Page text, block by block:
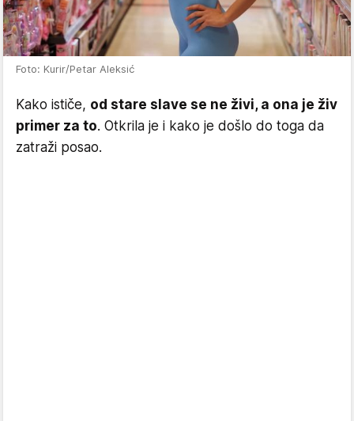
Foto: Kurir/Petar Aleksić
Kako ističe, od stare slave se ne živi, a ona je živ
primer za to. Otkrila je i kako je došlo do toga da
zatraži posao.